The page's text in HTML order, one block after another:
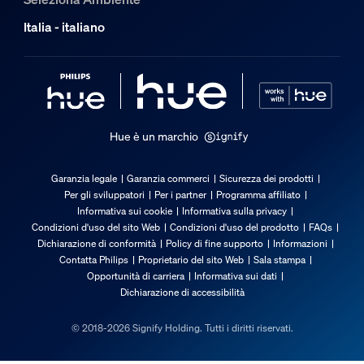
Funzionalità aggiuntiva/accessorio
Luce spot regolabile
Angolabile (sinistra-destra), Inclinabile (su-giù)
Intensità regolabile con app Hue e interruttore
Caratteristiche luce
Apertura fascio luminoso
Indice di resa cromatica (CRI)
Italia - italiano
Hue è un marchio
Garanzia legale Garanzia commerci
Sicurezza dei prodotti
Per gli sviluppatori
Per i partner
Programma affiliato
Informativa sui cookie
Informativa sulla privacy
Condizioni d'uso del sito Web
Condizioni d'uso del prodotto
FAQs
Dichiarazione di conformità
Policy di fine supporto
Informazioni
Contatta Philips
Proprietario del sito Web
Sala stampa
Opportunità di carriera
Informativa sui dati
Dichiarazione di accessibilità
© 2018-2026 Signify Holding. Tutti i diritti riservati.